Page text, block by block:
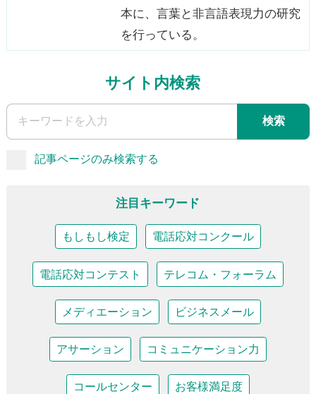
本に、言葉と非言語表現力の研究
を行っている。
サイト内検索
検索
記事ページのみ検索する
注目キーワード
もしもし検定 電話応対コンクール
電話応対コンテスト テレコム・フォーラム
メディエーション ビジネスメール
アサーション コミュニケーション力
コールセンター お客様満足度